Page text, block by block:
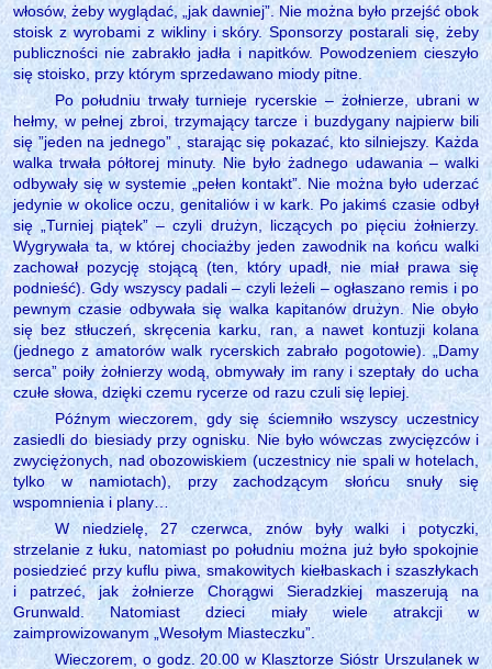
włosów, żeby wyglądać, „jak dawniej”. Nie można było przejść obok
stoisk z wyrobami z wikliny i skóry. Sponsorzy postarali się, żeby
publiczności nie zabrakło jadła i napitków. Powodzeniem cieszyło
się stoisko, przy którym sprzedawano miody pitne.
Po południu trwały turnieje rycerskie – żołnierze, ubrani w
hełmy, w pełnej zbroi, trzymający tarcze i buzdygany najpierw bili
się ”jeden na jednego” , starając się pokazać, kto silniejszy. Każda
walka trwała półtorej minuty. Nie było żadnego udawania – walki
odbywały się w systemie „pełen kontakt”. Nie można było uderzać
jedynie w okolice oczu, genitaliów i w kark. Po jakimś czasie odbył
się „Turniej piątek” – czyli drużyn, liczących po pięciu żołnierzy.
Wygrywała ta, w której chociażby jeden zawodnik na końcu walki
zachował pozycję stojącą (ten, który upadł, nie miał prawa się
podnieść). Gdy wszyscy padali – czyli leżeli – ogłaszano remis i po
pewnym czasie odbywała się walka kapitanów drużyn. Nie obyło
się bez stłuczeń, skręcenia karku, ran, a nawet kontuzji kolana
(jednego z amatorów walk rycerskich zabrało pogotowie). „Damy
serca” poiły żołnierzy wodą, obmywały im rany i szeptały do ucha
czułe słowa, dzięki czemu rycerze od razu czuli się lepiej.
Późnym wieczorem, gdy się ściemniło wszyscy uczestnicy
zasiedli do biesiady przy ognisku. Nie było wówczas zwycięzców i
zwyciężonych, nad obozowiskiem (uczestnicy nie spali w hotelach,
tylko w namiotach), przy zachodzącym słońcu snuły się
wspomnienia i plany…
W niedzielę, 27 czerwca, znów były walki i potyczki,
strzelanie z łuku, natomiast po południu można już było spokojnie
posiedzieć przy kuflu piwa, smakowitych kiełbaskach i szaszłykach
i patrzeć, jak żołnierze Chorągwi Sieradzkiej maszerują na
Grunwald. Natomiast dzieci miały wiele atrakcji w
zaimprowizowanym „Wesołym Miasteczku”.
Wieczorem, o godz. 20.00 w Klasztorze Sióstr Urszulanek w